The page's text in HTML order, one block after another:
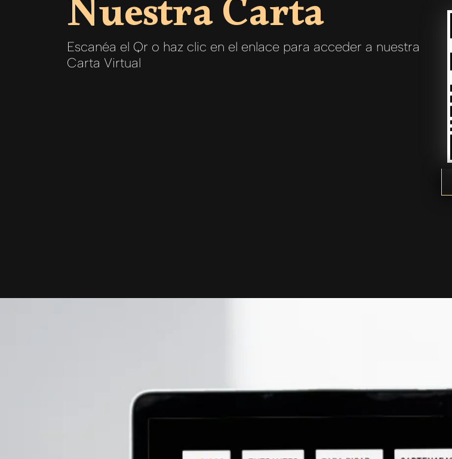
Nuestra Carta​
Escanéa el Qr o haz clic en el enlace para acceder a nuestra
Carta Virtual